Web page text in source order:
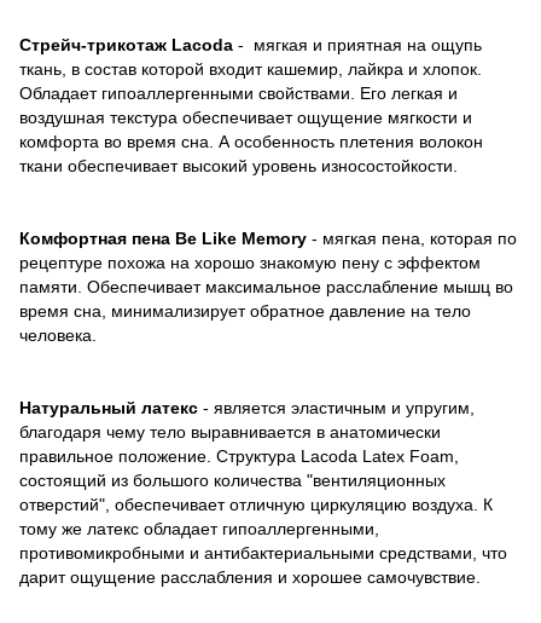
Стрейч-трикотаж Lacoda - мягкая и приятная на ощупь
ткань, в состав которой входит кашемир, лайкра и хлопок.
Обладает гипоаллергенными свойствами. Его легкая и
воздушная текстура обеспечивает ощущение мягкости и
комфорта во время сна. А особенность плетения волокон
ткани обеспечивает высокий уровень износостойкости.
Комфортная пена Be Like Memory - мягкая пена, которая по
рецептуре похожа на хорошо знакомую пену с эффектом
памяти. Обеспечивает максимальное расслабление мышц во
время сна, минимализирует обратное давление на тело
человека.
Натуральный латекс - является эластичным и упругим,
благодаря чему тело выравнивается в анатомически
правильное положение. Структура Lacoda Latex Foam,
состоящий из большого количества "вентиляционных
отверстий", обеспечивает отличную циркуляцию воздуха. К
тому же латекс обладает гипоаллергенными,
противомикробными и антибактериальными средствами, что
дарит ощущение расслабления и хорошее самочувствие.